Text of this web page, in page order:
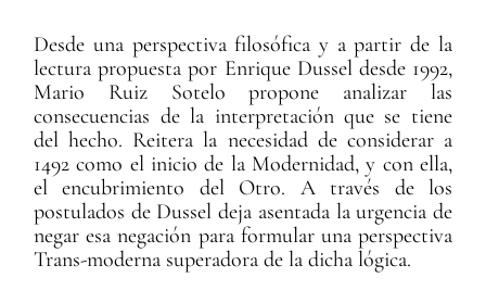
Desde una perspectiva filosófica y a partir de la
lectura propuesta por Enrique Dussel desde 1992,
Mario Ruiz Sotelo propone analizar las
consecuencias de la interpretación que se tiene
del hecho. Reitera la necesidad de considerar a
1492 como el inicio de la Modernidad, y con ella,
el encubrimiento del Otro. A través de los
postulados de Dussel deja asentada la urgencia de
negar esa negación para formular una perspectiva
Trans-moderna superadora de la dicha lógica.